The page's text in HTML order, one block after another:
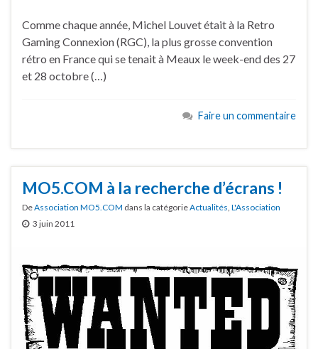
Comme chaque année, Michel Louvet était à la Retro
Gaming Connexion (RGC), la plus grosse convention
rétro en France qui se tenait à Meaux le week-end des 27
et 28 octobre (…)
Faire un commentaire
MO5.COM à la recherche d’écrans !
DeAssociation MO5.COM dans la catégorieActualités L'Association
3 juin 2011